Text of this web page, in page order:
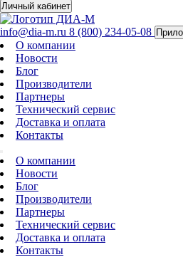
Личный кабинет
info@dia-m.ru 8 (800) 234-05-08
О компании
Новости
Блог
Производители
Партнеры
Технический сервис
Доставка и оплата
Контакты
О компании
Новости
Блог
Производители
Партнеры
Технический сервис
Доставка и оплата
Контакты